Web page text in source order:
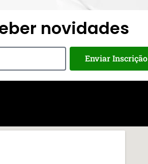
novidades
Enviar Inscrição